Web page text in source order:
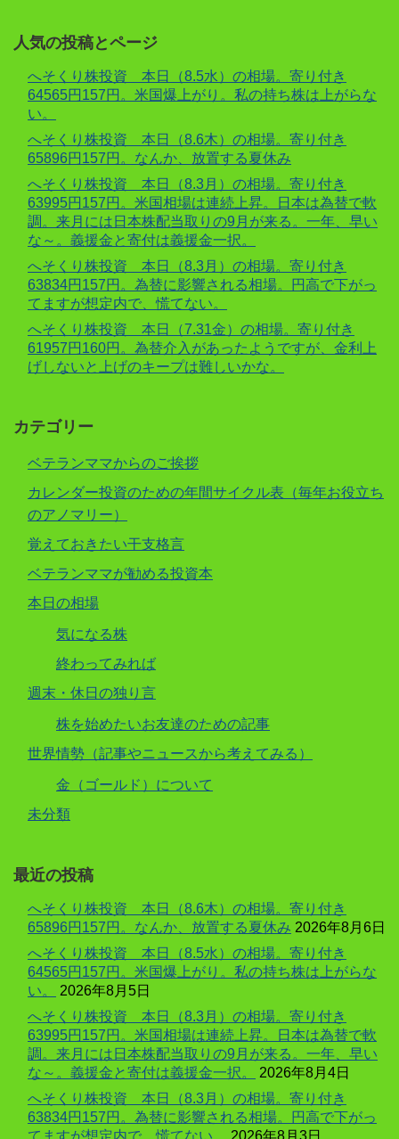
人気の投稿とページ
へそくり株投資 本日（8.5水）の相場。寄り付き
64565円157円。米国爆上がり。私の持ち株は上がらな
い。
へそくり株投資 本日（8.6木）の相場。寄り付き
65896円157円。なんか、放置する夏休み
へそくり株投資 本日（8.3月）の相場。寄り付き
63995円157円。米国相場は連続上昇。日本は為替で軟
調。来月には日本株配当取りの9月が来る。一年、早い
な～。義援金と寄付は義援金一択。
へそくり株投資 本日（8.3月）の相場。寄り付き
63834円157円。為替に影響される相場。円高で下がっ
てますが想定内で、慌てない。
へそくり株投資 本日（7.31金）の相場。寄り付き
61957円160円。為替介入があったようですが、金利上
げしないと上げのキープは難しいかな。
カテゴリー
ベテランママからのご挨拶
カレンダー投資のための年間サイクル表（毎年お役立ち
のアノマリー）
覚えておきたい干支格言
ベテランママが勧める投資本
本日の相場
気になる株
終わってみれば
週末・休日の独り言
株を始めたいお友達のための記事
世界情勢（記事やニュースから考えてみる）
金（ゴールド）について
未分類
最近の投稿
へそくり株投資 本日（8.6木）の相場。寄り付き
65896円157円。なんか、放置する夏休み 2026年8月6日
へそくり株投資 本日（8.5水）の相場。寄り付き
64565円157円。米国爆上がり。私の持ち株は上がらな
い。
2026年8月5日
へそくり株投資 本日（8.3月）の相場。寄り付き
63995円157円。米国相場は連続上昇。日本は為替で軟
調。来月には日本株配当取りの9月が来る。一年、早い
な～。義援金と寄付は義援金一択。
2026年8月4日
へそくり株投資 本日（8.3月）の相場。寄り付き
63834円157円。為替に影響される相場。円高で下がっ
てますが想定内で、慌てない。
2026年8月3日